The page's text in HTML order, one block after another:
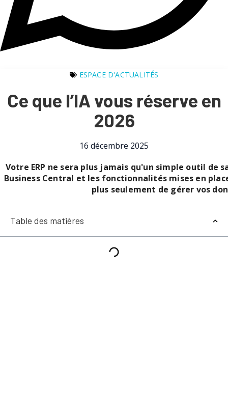
ESPACE D'ACTUALITÉS
Ce que l’IA vous réserve en
2026
16 décembre 2025
Votre ERP ne sera plus jamais qu'un simple outil de
Business Central et les fonctionnalités mises en
plus seulement de gérer vos
Table des matières